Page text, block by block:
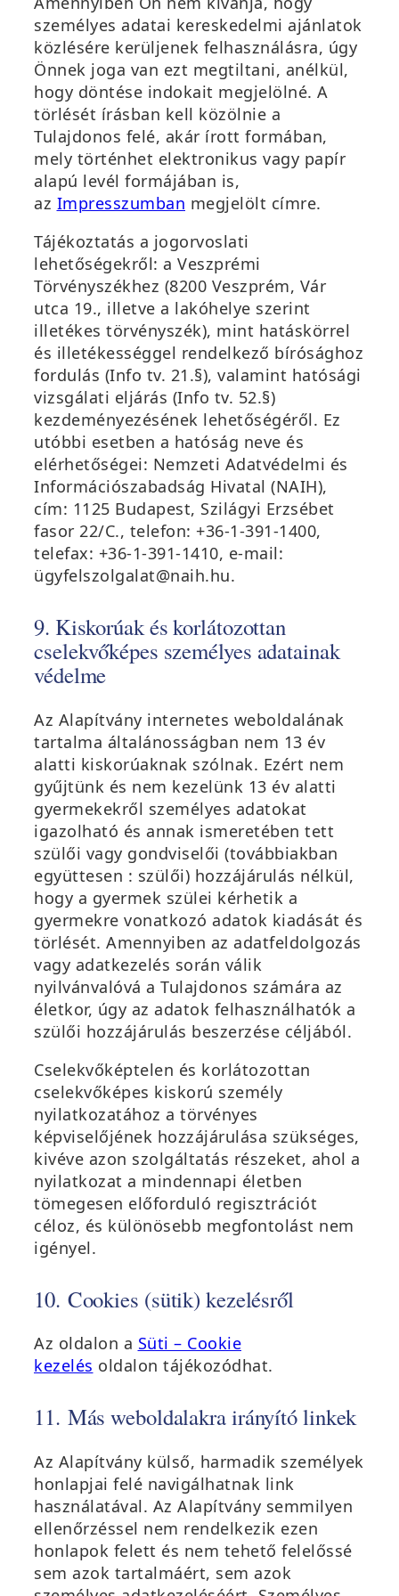
m
e
g
)
k
m
e
g
)
n
y
í
l
i
k
m
e
g
)
n
n
y
í
l
i
k
m
e
g
személyes adatai kereskedelmi ajánlatok
közlésére kerüljenek felhasználásra, úgy
Önnek joga van ezt megtiltani, anélkül,
hogy döntése indokait megjelölné. A
törlését írásban kell közölnie a
Tulajdonos felé, akár írott formában,
mely történhet elektronikus vagy papír
alapú levél formájában is,
az Impresszumban megjelölt címre.
Tájékoztatás a jogorvoslati
lehetőségekről: a Veszprémi
Törvényszékhez (8200 Veszprém, Vár
utca 19., illetve a lakóhelye szerint
illetékes törvényszék), mint hatáskörrel
és illetékességgel rendelkező bírósághoz
fordulás (Info tv. 21.§), valamint hatósági
vizsgálati eljárás (Info tv. 52.§)
kezdeményezésének lehetőségéről. Ez
utóbbi esetben a hatóság neve és
elérhetőségei: Nemzeti Adatvédelmi és
Információszabadság Hivatal (NAIH),
cím: 1125 Budapest, Szilágyi Erzsébet
fasor 22/C., telefon: +36-1-391-1400,
telefax: +36-1-391-1410, e-mail:
ügyfelszolgalat@naih.hu.
9. Kiskorúak és korlátozottan
cselekvőképes személyes adatainak
védelme
Az Alapítvány internetes weboldalának
tartalma általánosságban nem 13 év
alatti kiskorúaknak szólnak. Ezért nem
gyűjtünk és nem kezelünk 13 év alatti
gyermekekről személyes adatokat
igazolható és annak ismeretében tett
szülői vagy gondviselői (továbbiakban
együttesen : szülői) hozzájárulás nélkül,
hogy a gyermek szülei kérhetik a
gyermekre vonatkozó adatok kiadását és
törlését. Amennyiben az adatfeldolgozás
vagy adatkezelés során válik
nyilvánvalóvá a Tulajdonos számára az
életkor, úgy az adatok felhasználhatók a
szülői hozzájárulás beszerzése céljából.
Cselekvőképtelen és korlátozottan
cselekvőképes kiskorú személy
nyilatkozatához a törvényes
képviselőjének hozzájárulása szükséges,
kivéve azon szolgáltatás részeket, ahol a
nyilatkozat a mindennapi életben
tömegesen előforduló regisztrációt
céloz, és különösebb megfontolást nem
igényel.
10. Cookies (sütik) kezelésről
Az oldalon a Süti – Cookie
kezelés oldalon tájékozódhat.
11. Más weboldalakra irányító linkek
Az Alapítvány külső, harmadik személyek
honlapjai felé navigálhatnak link
használatával. Az Alapítvány semmilyen
ellenőrzéssel nem rendelkezik ezen
honlapok felett és nem tehető felelőssé
sem azok tartalmáért, sem azok